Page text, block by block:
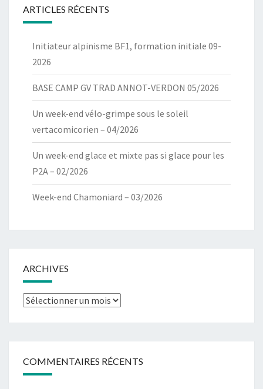
ARTICLES RÉCENTS
Initiateur alpinisme BF1, formation initiale 09-
2026
BASE CAMP GV TRAD ANNOT-VERDON 05/2026
Un week-end vélo-grimpe sous le soleil
vertacomicorien – 04/2026
Un week-end glace et mixte pas si glace pour les
P2A – 02/2026
Week-end Chamoniard – 03/2026
ARCHIVES
Archives
COMMENTAIRES RÉCENTS